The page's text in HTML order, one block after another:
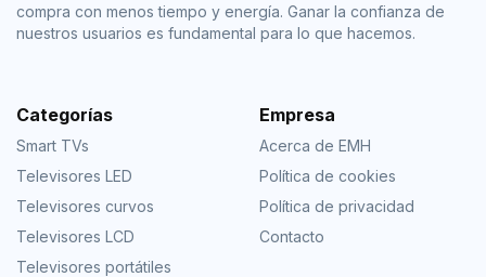
compra con menos tiempo y energía. Ganar la confianza de
nuestros usuarios es fundamental para lo que hacemos.
Categorías
Smart TVs
Televisores LED
Televisores curvos
Televisores LCD
Televisores portátiles
Empresa
Acerca de EMH
Política de cookies
Política de privacidad
Contacto